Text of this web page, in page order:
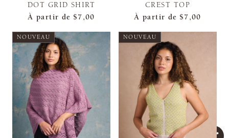
DOT GRID SHIRT
À partir de $7,00
CREST TOP
À partir de $7,00
NOUVEAU NOUVEAU